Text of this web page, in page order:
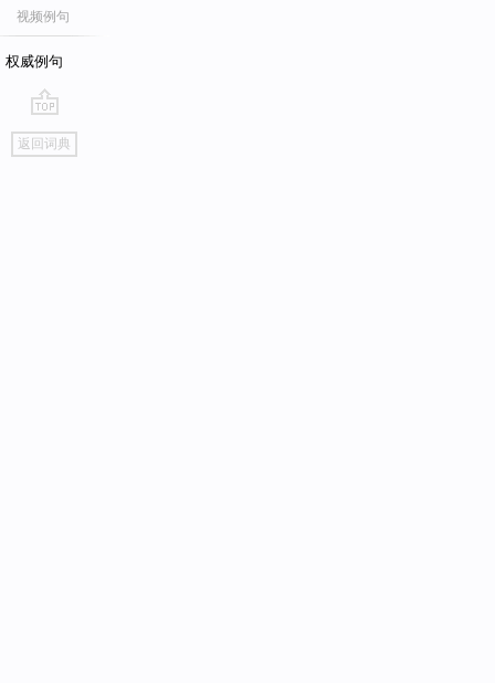
视频例句
权威例句
go
top
返回词典